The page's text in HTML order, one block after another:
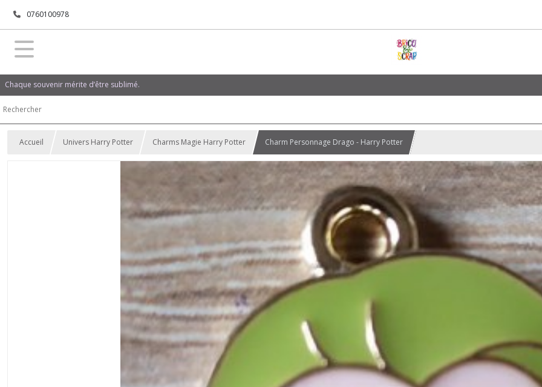
0760100978
Chaque souvenir mérite d’être sublimé.
Accueil Univers Harry Potter Charms Magie Harry Potter Charm Personnage Drago - Harry Potter